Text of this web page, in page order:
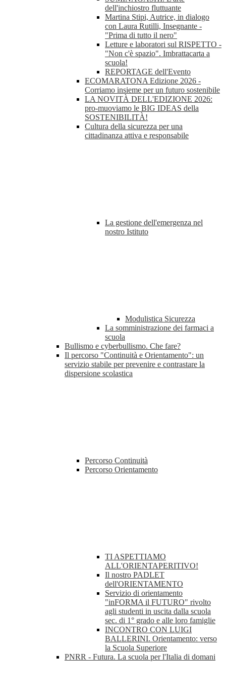
dell'inchiostro fluttuante
Martina Stipi, Autrice, in dialogo
con Laura Rutilli, Insegnante -
"Prima di tutto il nero"
Letture e laboratori sul RISPETTO -
"Non c'è spazio". Imbrattacarta a
scuola!
REPORTAGE dell'Evento
ECOMARATONA Edizione 2026 -
Corriamo insieme per un futuro sostenibile
LA NOVITÀ DELL'EDIZIONE 2026:
pro-muoviamo le BIG IDEAS della
SOSTENIBILITÀ!
Cultura della sicurezza per una
cittadinanza attiva e responsabile
La gestione dell'emergenza nel
nostro Istituto
Modulistica Sicurezza
La somministrazione dei farmaci a
scuola
Bullismo e cyberbullismo. Che fare?
Il percorso "Continuità e Orientamento": un
servizio stabile per prevenire e contrastare la
dispersione scolastica
Percorso Continuità
Percorso Orientamento
TI ASPETTIAMO
ALL'ORIENTAPERITIVO!
Il nostro PADLET
dell'ORIENTAMENTO
Servizio di orientamento
"inFORMA il FUTURO" rivolto
agli studenti in uscita dalla scuola
sec. di 1° grado e alle loro famiglie
INCONTRO CON LUIGI
BALLERINI. Orientamento: verso
la Scuola Superiore
PNRR - Futura. La scuola per l'Italia di domani